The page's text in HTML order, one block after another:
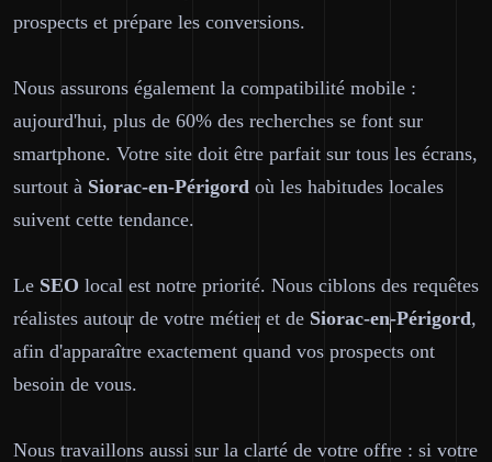
prospects et prépare les conversions.
Nous assurons également la compatibilité mobile :
aujourd'hui, plus de 60% des recherches se font sur
smartphone. Votre site doit être parfait sur tous les écrans,
surtout à Siorac-en-Périgord où les habitudes locales
suivent cette tendance.
Le SEO local est notre priorité. Nous ciblons des requêtes
réalistes autour de votre métier et de Siorac-en-Périgord,
afin d'apparaître exactement quand vos prospects ont
besoin de vous.
Nous travaillons aussi sur la clarté de votre offre : si votre